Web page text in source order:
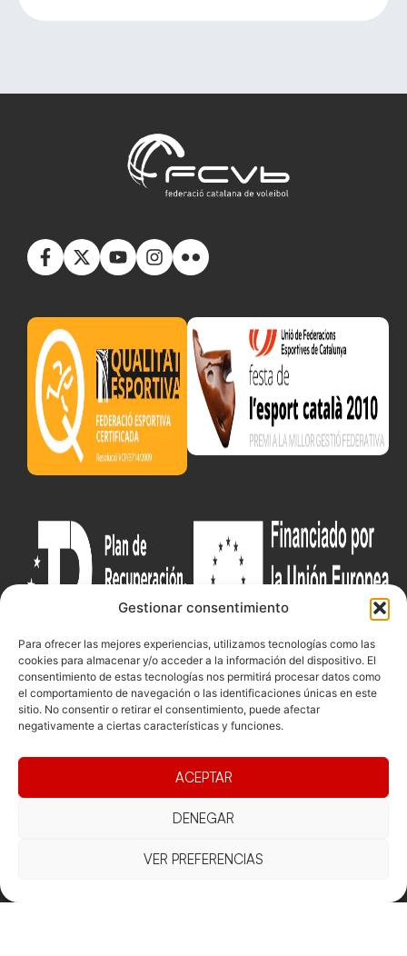
Gestionar consentimiento
Para ofrecer las mejores experiencias, utilizamos tecnologías como las
cookies para almacenar y/o acceder a la información del dispositivo. El
consentimiento de estas tecnologías nos permitirá procesar datos como
el comportamiento de navegación o las identificaciones únicas en este
sitio. No consentir o retirar el consentimiento, puede afectar
negativamente a ciertas características y funciones.
ACEPTAR
DENEGAR
VER PREFERENCIAS
Federació
directiva
Competicions
Competiciones
Competiciones
Vólei neu
Documentacio
Funcionament
Eleccions
Contacte
16, 5ºC,
Barcelona